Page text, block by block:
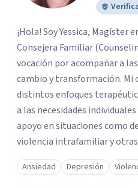
¡Hola! Soy Yessica, Magíster
Consejera Familiar
vocación por acompañar a
cambio y transformación.
distintos enfoques
a las necesidades
apoyo en situaciones como
violencia intrafamiliar y
tanto a nivel individual, de pareja o
más de 10 años de
Ansiedad Depresión